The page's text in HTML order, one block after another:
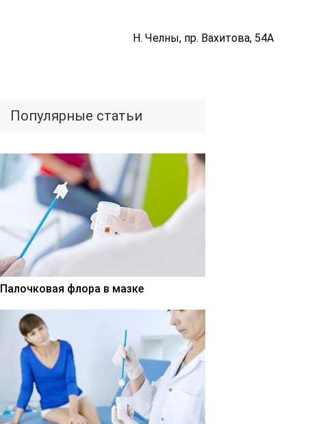
Н. Челны, пр. Вахитова, 54А
Популярные статьи
Палочковая флора в мазке